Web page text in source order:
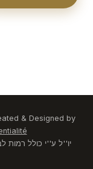
& Designed by